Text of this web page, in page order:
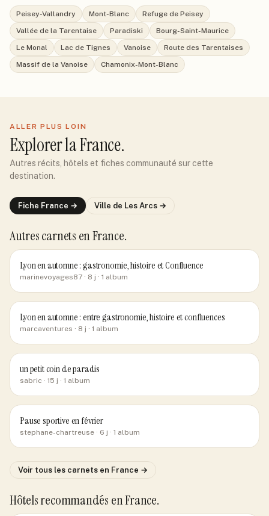
Peisey-Vallandry Mont-Blanc
Refuge de Peisey
Vallée de la Tarentaise
Paradiski
Bourg-Saint-Maurice
Le Monal
Lac de Tignes Vanoise
Route des Tarentaises
Massif de la Vanoise
Chamonix-Mont-Blanc
ALLER PLUS LOIN
Explorerla France.
Autres récits, hôtels et fiches communauté sur cette
destination.
Fiche France → Ville de Les Arcs →
Autres carnets en France.
Lyon en automne : gastronomie, histoire et Confluence
marinevoyages87 · 8 j · 1 album
Lyon en automne : entre gastronomie, histoire et confluences
marcaventures · 8 j · 1 album
un petit coin de paradis
sabric · 15 j · 1 album
Pause sportive en février
stephane-chartreuse · 6 j · 1 album
Voir tous les carnets en France →
Hôtels recommandés en France.